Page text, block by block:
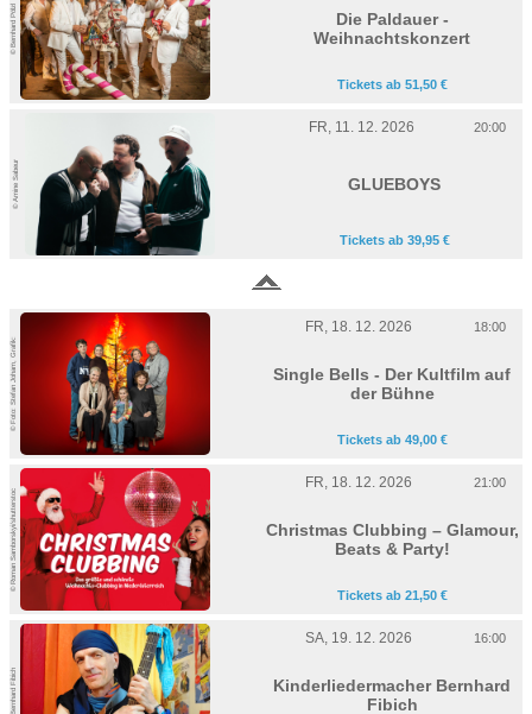
© Bernhard Pölzl
Die Paldauer -
Weihnachtskonzert
Tickets ab 51,50 €
© Amine Sabeur
FR, 11. 12. 2026 20:00
GLUEBOYS
Tickets ab 39,95 €
© Foto: Stefan Joham, Grafik:
FR, 18. 12. 2026 18:00
Single Bells - Der Kultfilm auf
der Bühne
Tickets ab 49,00 €
© Roman Samborskyi/shutterstoc
FR, 18. 12. 2026 21:00
Christmas Clubbing – Glamour,
Beats & Party!
Tickets ab 21,50 €
© Bernhard Fibich
SA, 19. 12. 2026 16:00
Kinderliedermacher Bernhard
Fibich